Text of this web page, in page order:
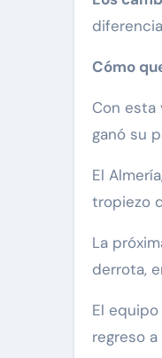
Cómo
Con esta
ganó su
El
tropiezo
La
derrota,
El
regreso